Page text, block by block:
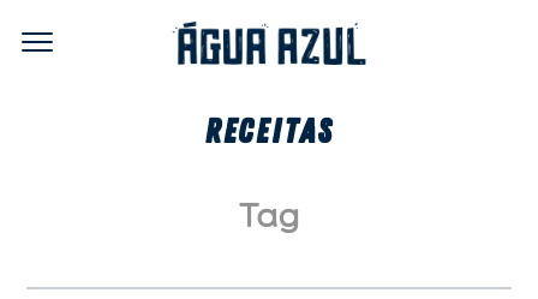
RECEITAS
Tag